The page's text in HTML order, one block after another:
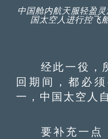
中国舱内航天服轻盈
国太空人进行控飞
经此一役，所
回期间，都必
一，中国太空人
要补充一点，